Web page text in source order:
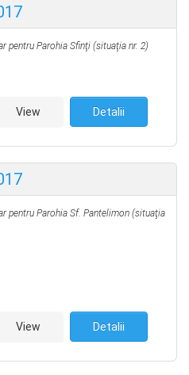
pentru Parohia Sfinţi (situaţia nr. 2)
View Detalii
pentru Parohia Sf. Pantelimon (situaţia
View Detalii